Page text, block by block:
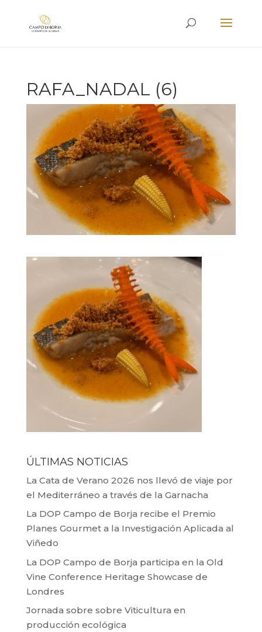
RAFA_NADAL (6)
ÚLTIMAS NOTICIAS
La Cata de Verano 2026 nos llevó de viaje por
el Mediterráneo a través de la Garnacha
La DOP Campo de Borja recibe el Premio
Planes Gourmet a la Investigación Aplicada al
Viñedo
La DOP Campo de Borja participa en la Old
Vine Conference Heritage Showcase de
Londres
Jornada sobre sobre Viticultura en
producción ecológica